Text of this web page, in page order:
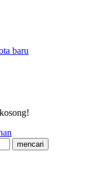
baru
mencari